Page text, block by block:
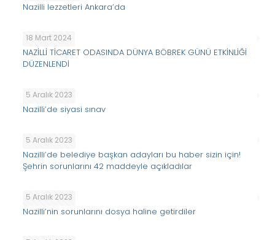
Nazilli lezzetleri Ankara’da
18 Mart 2024
NAZİLLİ TİCARET ODASINDA DÜNYA BÖBREK GÜNÜ ETKİNLİĞİ
DÜZENLENDİ
5 Aralık 2023
Nazilli’de siyasi sınav
5 Aralık 2023
Nazilli’de belediye başkan adayları bu haber sizin için!
Şehrin sorunlarını 42 maddeyle açıkladılar
5 Aralık 2023
Nazilli’nin sorunlarını dosya haline getirdiler